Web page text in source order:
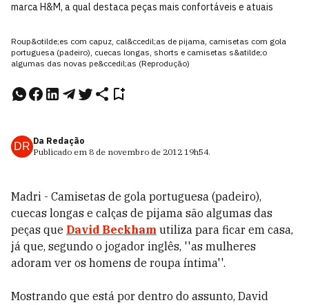
marca H&M, a qual destaca peças mais confortáveis e atuais
Roup&otilde;es com capuz, cal&ccedil;as de pijama, camisetas com gola
portuguesa (padeiro), cuecas longas, shorts e camisetas s&atilde;o
algumas das novas pe&ccedil;as (Reprodução)
DR Da Redação
Publicado em 8 de novembro de 2012 19h54.
Madri - Camisetas de gola portuguesa (padeiro),
cuecas longas e calças de pijama são algumas das
peças que David Beckham utiliza para ficar em casa,
já que, segundo o jogador inglês, ''as mulheres
adoram ver os homens de roupa íntima''.
Mostrando que está por dentro do assunto, David